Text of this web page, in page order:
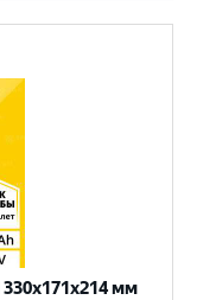
330x171x214 мм